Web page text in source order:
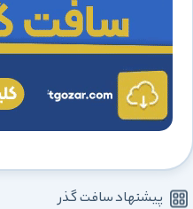
پیشنهاد سافت گذر